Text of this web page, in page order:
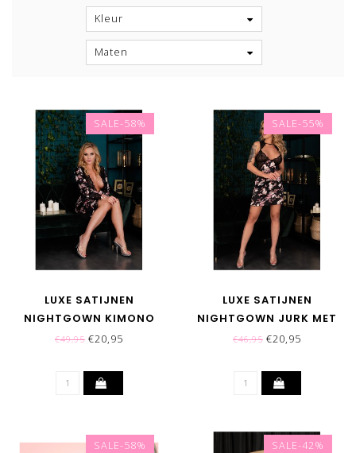
Kleur
Maten
SALE-58%
LUXE SATIJNEN
NIGHTGOWN KIMONO
MET KANT - ZWART
€49,95 €20,95
SALE-55%
LUXE SATIJNEN
NIGHTGOWN JURK MET
KANT - ZWART
€46,95 €20,95
SALE-58% SALE-42%